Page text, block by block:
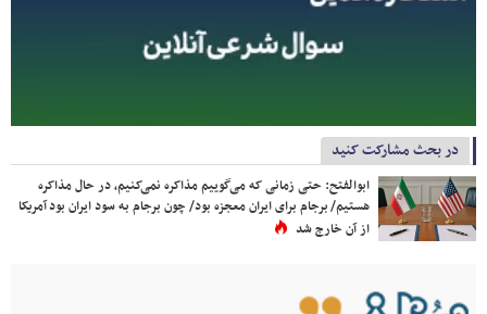
در بحث مشارکت کنید
ابوالفتح: حتی زمانی که می‌گوییم مذاکره نمی‌کنیم، در حال مذاکره
هستیم/ برجام برای ایران معجزه بود/ چون برجام به سود ایران بود آمریکا
از آن خارج شد